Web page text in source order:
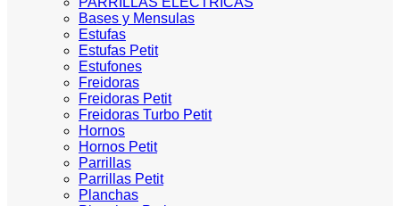
Bases y Mensulas
Estufas
Estufas Petit
Estufones
Freidoras
Freidoras Petit
Freidoras Turbo Petit
Hornos
Hornos Petit
Parrillas
Parrillas Petit
Planchas